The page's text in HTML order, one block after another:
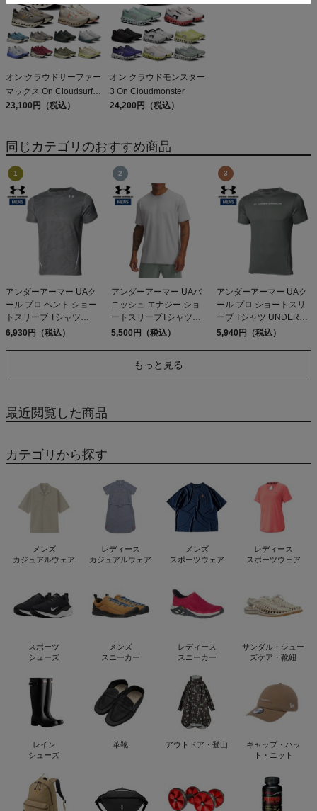
オン クラウドサーファー
マックス On Cloudsurfer
Max
23,100円（税込）
オン クラウドモンスター
3 On Cloudmonster
24,200円（税込）
同じカテゴリのおすすめ商品
アンダーアーマー UAク
ール プロ ベント ショー
トスリーブ Tシャツ
UNDER ARMOUR UA
6,930円（税込）
アンダーアーマー UAバ
ニッシュ エナジー ショ
ートスリーブTシャツ
UNDER ARMOUR UA
5,500円（税込）
アンダーアーマー UAク
ール プロ ショートスリ
ーブ Tシャツ UNDER
ARMOUR UA Cool Pro
5,940円（税込）
もっと見る
最近閲覧した商品
カテゴリから探す
メンズ
カジュアルウェア
レディース
カジュアルウェア
メンズ
スポーツウェア
レディース
スポーツウェア
スポーツ
シューズ
メンズ
スニーカー
レディース
スニーカー
サンダル・シュー
ズケア・靴紐
レイン
シューズ
革靴 アウトドア・登山
キャップ・ハッ
ト・ニット